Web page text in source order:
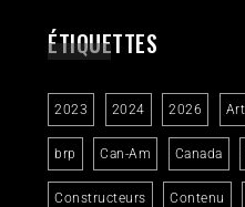
ÉTIQUETTES
2023 2024 2026
brp Can-Am Canada
Constructeurs Contenu